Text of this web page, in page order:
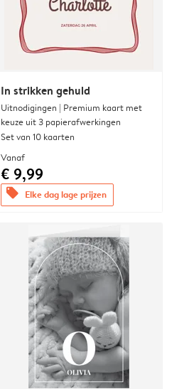
In strikken gehuld
Uitnodigingen | Premium kaart met
keuze uit 3 papierafwerkingen
Set van 10 kaarten
Vanaf
€ 9,99
offers Elke dag lage prijzen